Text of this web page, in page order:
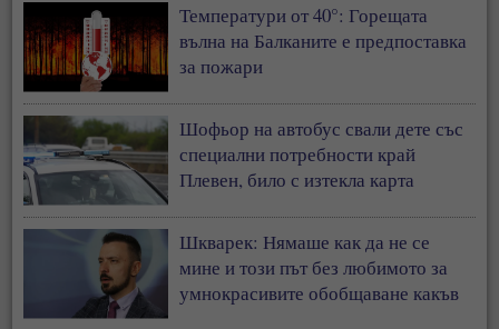
Температури от 40°: Горещата
вълна на Балканите е предпоставка
за пожари
Шофьор на автобус свали дете със
специални потребности край
Плевен, било с изтекла карта
Шкварек: Нямаше как да не се
мине и този път без любимото за
умнокрасивите обобщаване какъв